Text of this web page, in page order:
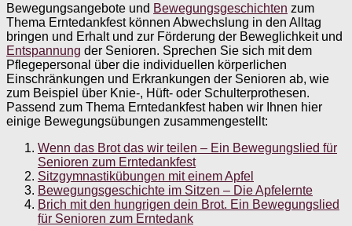
Bewegungsangebote und Bewegungsgeschichten zum
Thema Erntedankfest können Abwechslung in den Alltag
bringen und Erhalt und zur Förderung der Beweglichkeit und
Entspannung der Senioren. Sprechen Sie sich mit dem
Pflegepersonal über die individuellen körperlichen
Einschränkungen und Erkrankungen der Senioren ab, wie
zum Beispiel über Knie-, Hüft- oder Schulterprothesen.
Passend zum Thema Erntedankfest haben wir Ihnen hier
einige Bewegungsübungen zusammengestellt:
Wenn das Brot das wir teilen – Ein Bewegungslied für
Senioren zum Erntedankfest
Sitzgymnastikübungen mit einem Apfel
Bewegungsgeschichte im Sitzen – Die Apfelernte
Brich mit den hungrigen dein Brot. Ein Bewegungslied
für Senioren zum Erntedank